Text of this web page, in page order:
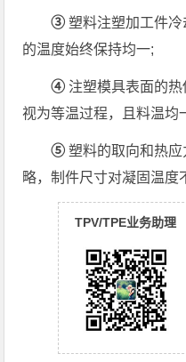
③塑料注塑加工件
的温度始终保持均一;
④ 注塑模具表面的
视为等温过程，且料温均
⑤塑料的取向和热
略，制件尺寸对凝固温度
TPV/TPE业务助理